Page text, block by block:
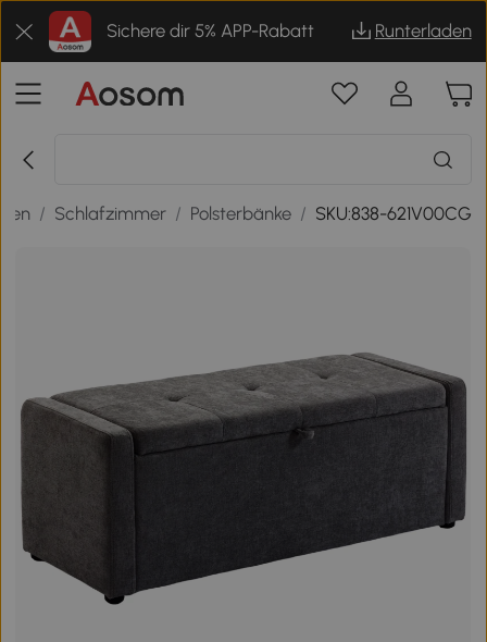
Sichere dir 5% APP-Rabatt Runterladen
/ Schlafzimmer / Polsterbänke / SKU:838-621V00CG